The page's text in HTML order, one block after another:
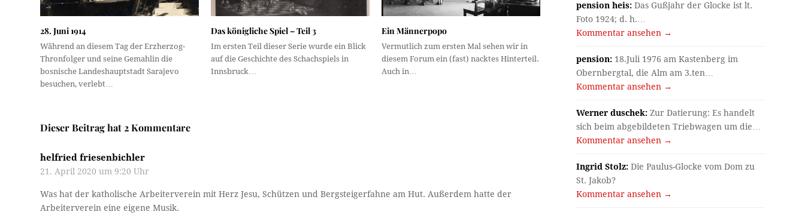
28. Juni 1914
Während an diesem Tag der Erzherzog-
Thronfolger und seine Gemahlin die
bosnische Landeshauptstadt Sarajevo
besuchen, verlebt…
Das königliche Spiel – Teil 3
Im ersten Teil dieser Serie wurde ein Blick
auf die Geschichte des Schachspiels in
Innsbruck…
Ein Männerpopo
Vermutlich zum ersten Mal sehen wir in
diesem Forum ein (fast) nacktes Hinterteil.
Auch in…
Dieser Beitrag hat 2 Kommentare
helfried friesenbichler
21. April 2020 um 9:20 Uhr
Was hat der katholische Arbeiterverein mit Herz Jesu, Schützen und Bergsteigerfahne am Hut. Außerdem hatte der
Arbeiterverein eine eigene Musik.
pension heis: Das Gußjahr der Glocke ist lt.
Foto 1924; d. h.…
Kommentar ansehen →
pension: 18.Juli 1976 am Kastenberg im
Obernbergtal, die Alm am 3.ten…
Kommentar ansehen →
Werner duschek: Zur Datierung: Es handelt
sich beim abgebildeten Triebwagen um die…
Kommentar ansehen →
Ingrid Stolz: Die Paulus-Glocke vom Dom zu
St. Jakob?
Kommentar ansehen →